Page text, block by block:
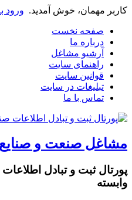
کاربر مهمان، خوش آمدید. ورود
صفحه نخست
درباره ما
آرشیو مشاغل
راهنمای سایت
قوانین سایت
تبلیغات در سایت
تماس با ما
مشاغل صنعت و صنایع
پورتال ثبت و تبادل
وابسته